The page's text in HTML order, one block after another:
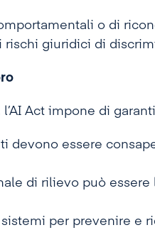
o di
giuridici di
Act impone di
devono essere
di rilievo può essere
per prevenire e